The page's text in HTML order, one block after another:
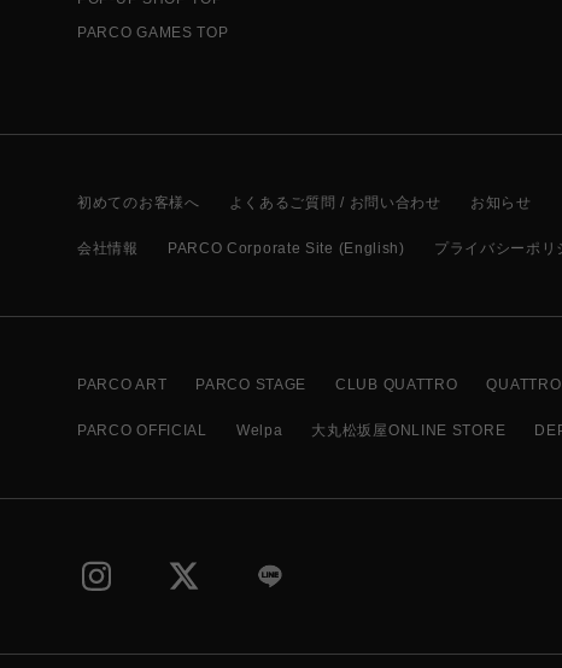
PARCO GAMES TOP
初めてのお客様へ よくあるご質問 / お問い合わせ お知らせ
会社情報 PARCO Corporate Site (English) プライバシーポリ
PARCO ART PARCO STAGE CLUB QUATTRO
PARCO OFFICIAL Welpa 大丸松坂屋ONLINE STORE